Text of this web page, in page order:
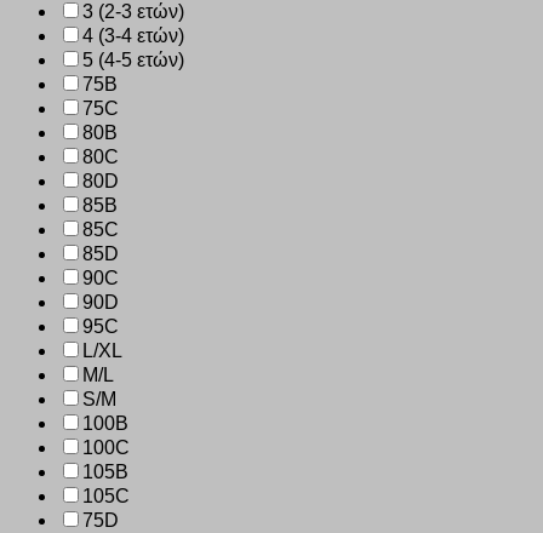
3 (2-3 ετών)
4 (3-4 ετών)
5 (4-5 ετών)
75B
75C
80B
80C
80D
85B
85C
85D
90C
90D
95C
L/XL
M/L
S/M
100B
100C
105B
105C
75D